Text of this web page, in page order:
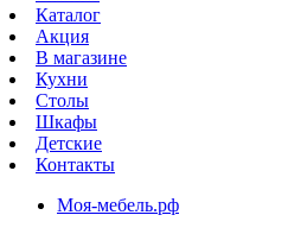
Каталог
Акция
В магазине
Кухни
Столы
Шкафы
Детские
Контакты
Моя-мебель.рф